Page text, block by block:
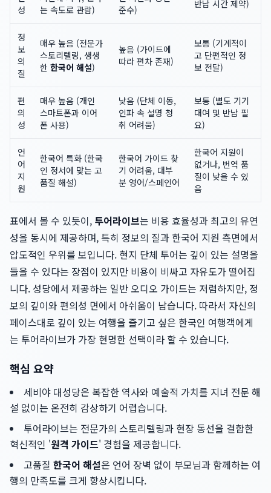
성
는 속도로 관람)
준수)
반납 시간 제약)
정
보
의
질
매우 높음 (전문가
스토리텔링, 생생
한 한국어 해설)
높음 (가이드에
따라 편차 존재)
보통 (기계적이
고 단편적인 정
보 전달)
편
의
성
매우 높음 (개인
스마트폰과 이어
폰 사용)
낮음 (단체 이동,
인파 속 설명 청
취 어려움)
보통 (별도 기기
대여 및 반납 필
요)
언
어
지
원
한국어 특화 (한국
인 정서에 맞는 고
품질 해설)
한국어 가이드 찾
기 어려움, 대부
분 영어/스페인어
한국어 지원이
없거나, 번역 품
질이 낮을 수 있
음
표에서 볼 수 있듯이, 투어라이브는 비용 효율성과 최고의 유연
성을 동시에 제공하며, 특히 정보의 질과 한국어 지원 측면에서
압도적인 우위를 보입니다. 현지 단체 투어는 깊이 있는 설명을
들을 수 있다는 장점이 있지만 비용이 비싸고 자유도가 떨어집
니다. 성당에서 제공하는 일반 오디오 가이드는 저렴하지만, 정
보의 깊이와 편의성 면에서 아쉬움이 남습니다. 따라서 자신의
페이스대로 깊이 있는 여행을 즐기고 싶은 한국인 여행객에게
는 투어라이브가 가장 현명한 선택이라 할 수 있습니다.
핵심 요약
세비야 대성당은 복잡한 역사와 예술적 가치를 지녀 전문 해
설 없이는 온전히 감상하기 어렵습니다.
투어라이브는 전문가의 스토리텔링과 현장 동선을 결합한
혁신적인 '원격 가이드' 경험을 제공합니다.
고품질 한국어 해설은 언어 장벽 없이 부모님과 함께하는 여
행의 만족도를 크게 향상시킵니다.